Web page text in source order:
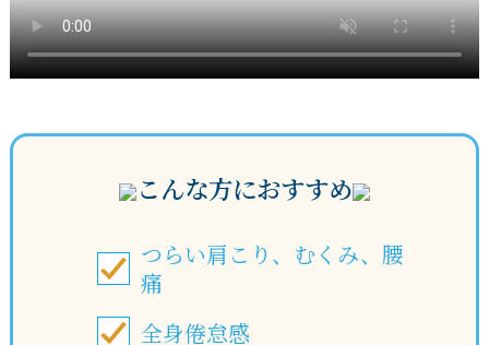
こんな方におすすめ
つらい肩こり、むくみ、腰
痛
全身倦怠感